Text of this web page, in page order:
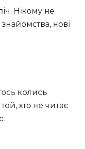
Нікому не
нові
колись
хто не читає